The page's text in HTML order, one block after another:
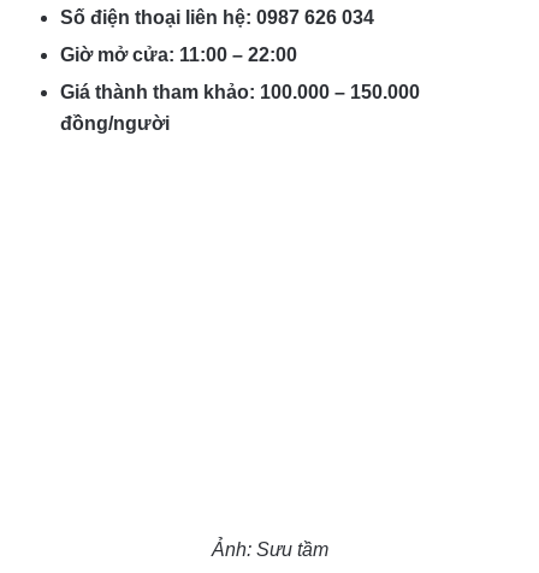
Số điện thoại liên hệ: 0987 626 034
Giờ mở cửa: 11:00 – 22:00
Giá thành tham khảo: 100.000 – 150.000
đồng/người
Ảnh: Sưu tầm